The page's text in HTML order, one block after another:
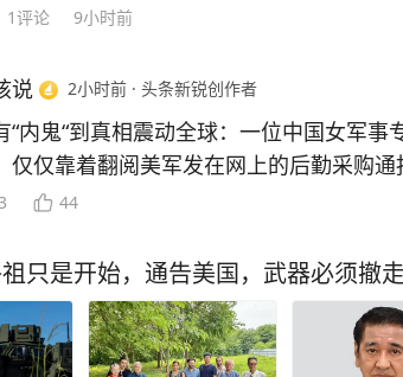
1评论 9小时前
说 2小时前 · 头条新锐创作者
“内鬼“到真相震动全球：一位中国女军事
仅仅靠着翻阅美军发在网上的后勤采购通
表，再加上几篇例行新闻，就分毫不差地
解放军国防大学教授，... - 百度百科 那
力舰队在亚太海域进行了一次自认为极其
了确保行程不被提前曝光，这支舰队实
默，甚至在出港前故意释放了一些烟雾弹
44
只是开始，通告美国，武器必须撤